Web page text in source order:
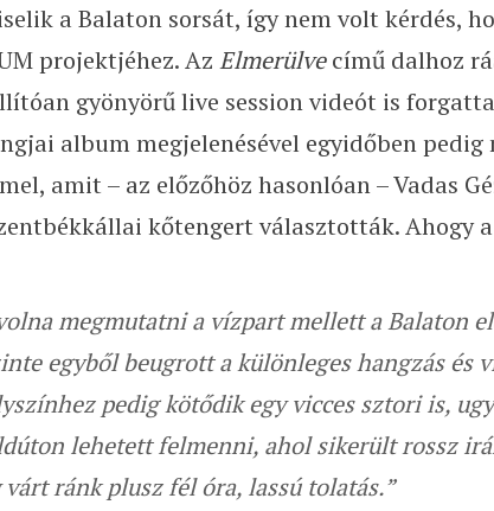
a Balaton sorsát, így nem volt kérdés,
projektjéhez. Az Elmerülvecímű dalhoz
gyönyörű live session videót is
album megjelenésével egyidőben pedig
amit – az előzőhöz hasonlóan – Vadas
kőtengert választották. Ahogy
megmutatni a vízpart mellett a Balaton
egyből beugrott a különleges hangzás és
pedig kötődik egy vicces sztori is,
lehetett felmenni, ahol sikerült rossz
várt ránk plusz fél óra, lassú tolatás.”